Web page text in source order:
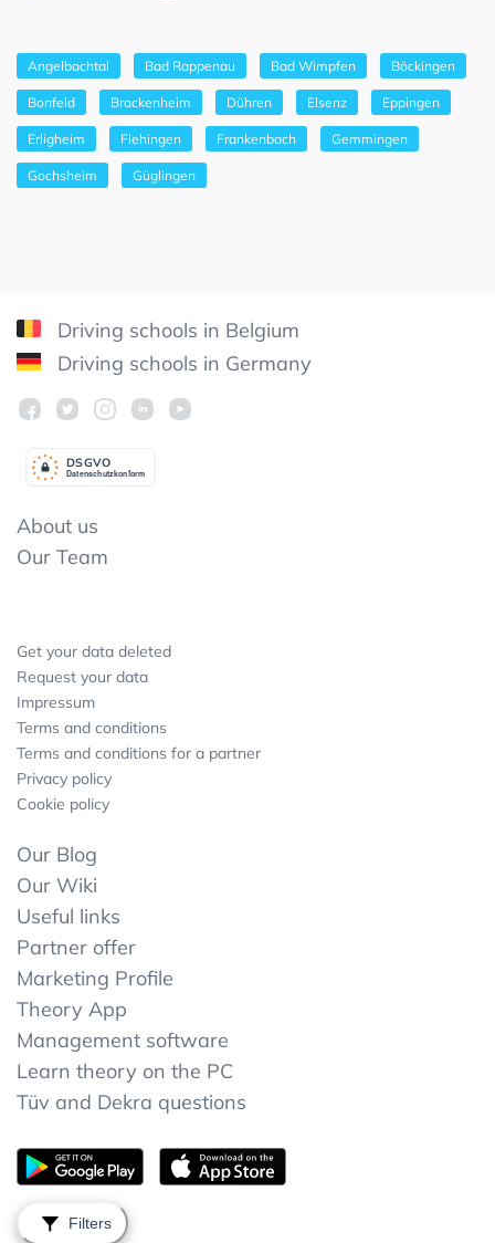
Filters
Angelbachtal Bad Rappenau Bad Wimpfen Böckingen
Bonfeld Brackenheim Dühren Elsenz Eppingen
Erligheim Flehingen Frankenbach Gemmingen
Gochsheim Güglingen
Driving schools in Belgium
Driving schools in Germany
Datenschutzkonform
DSGVO
About us
Our Team
Get your data deleted
Request your data
Impressum
Terms and conditions
Terms and conditions for a partner
Privacy policy
Cookie policy
Our Blog
Our Wiki
Useful links
Partner offer
Marketing Profile
Theory App
Management software
Learn theory on the PC
Tüv and Dekra questions